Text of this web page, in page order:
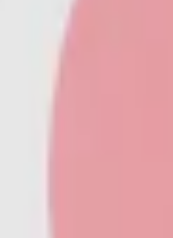
starkare tobaksfria snus
Fukthalten ger en
Se den fullständiga
har företaget,
och kompletterat med vit
look och dosa.